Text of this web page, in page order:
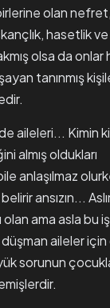
olan
hasetlik
olsa da
tanınmış
aileleri... Kimin
almış oldukları
anlaşılmaz
ansızın...
ama asla bu
aileler
sorunun